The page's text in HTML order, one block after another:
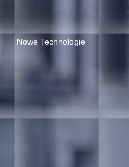
Nowe Technologie